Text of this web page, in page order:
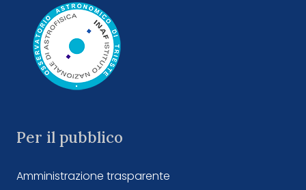
Per il pubblico
Amministrazione trasparente